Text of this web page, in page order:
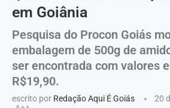
em Goiânia
Pesquisa do Procon Goiás
embalagem de 500g de
ser encontrada com valores
R$19,90.
escrito por Redação Aqui É Goiás
20